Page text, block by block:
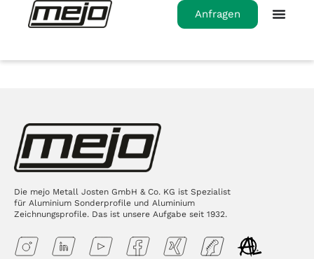
Anfragen
Die mejo Metall Josten GmbH & Co. KG ist Spezialist
für Aluminium Sonderprofile und Aluminium
Zeichnungsprofile. Das ist unsere Aufgabe seit 1932.